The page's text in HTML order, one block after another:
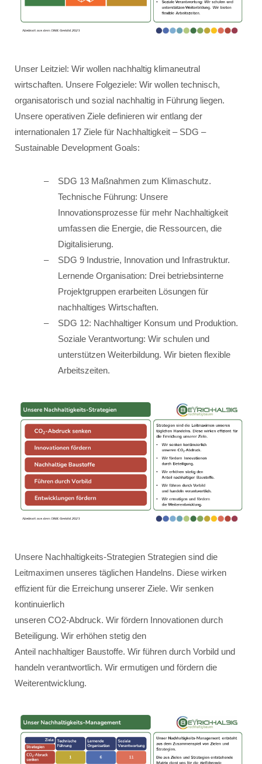
Unser Leitziel: Wir wollen nachhaltig klimaneutral
wirtschaften. Unsere Folgeziele: Wir wollen technisch,
organisatorisch und sozial nachhaltig in Führung liegen.
Unsere operativen Ziele definieren wir entlang der
internationalen 17 Ziele für Nachhaltigkeit – SDG –
Sustainable Development Goals:
SDG 13 Maßnahmen zum Klimaschutz.
Technische Führung: Unsere
Innovationsprozesse für mehr Nachhaltigkeit
umfassen die Energie, die Ressourcen, die
Digitalisierung.
SDG 9 Industrie, Innovation und Infrastruktur.
Lernende Organisation: Drei betriebsinterne
Projektgruppen erarbeiten Lösungen für
nachhaltiges Wirtschaften.
SDG 12: Nachhaltiger Konsum und Produktion.
Soziale Verantwortung: Wir schulen und
unterstützen Weiterbildung. Wir bieten flexible
Arbeitszeiten.
Unsere Nachhaltigkeits-Strategien Strategien sind die
Leitmaximen unseres täglichen Handelns. Diese wirken
effizient für die Erreichung unserer Ziele. Wir senken
kontinuierlich
unseren CO2-Abdruck. Wir fördern Innovationen durch
Beteiligung. Wir erhöhen stetig den
Anteil nachhaltiger Baustoffe. Wir führen durch Vorbild und
handeln verantwortlich. Wir ermutigen und fördern die
Weiterentwicklung.